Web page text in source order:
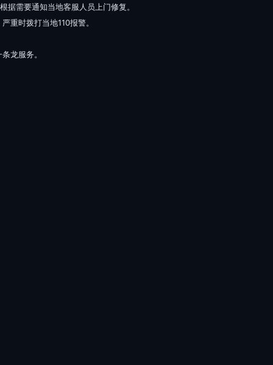
需要通知当地客服人员上门修复。
重时拨打当地110报警。
龙服务。